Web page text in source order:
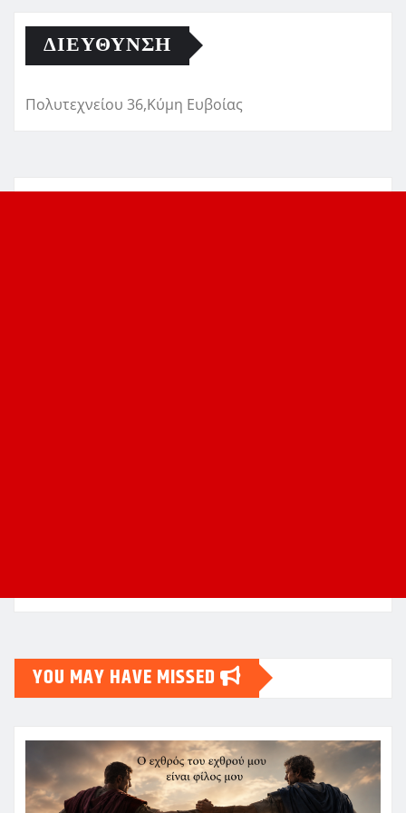
ΔΙΕΎΘΥΝΣΗ
Πολυτεχνείου 36,Κύμη Ευβοίας
YOU MAY HAVE MISSED